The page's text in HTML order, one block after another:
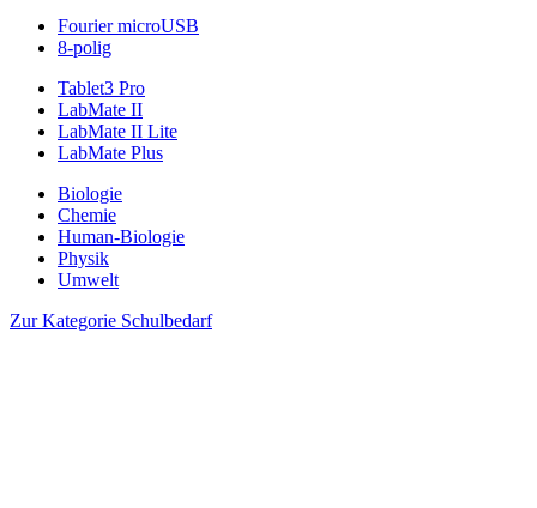
Fourier microUSB
8-polig
Tablet3 Pro
LabMate II
LabMate II Lite
LabMate Plus
Biologie
Chemie
Human-Biologie
Physik
Umwelt
Zur Kategorie Schulbedarf